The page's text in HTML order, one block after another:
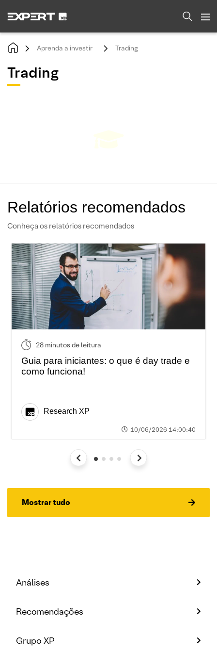
Aprenda a investir Trading
Trading
Relatórios recomendados
Conheça os relatórios recomendados
28 minutos de leitura
Guia para iniciantes: o que é day trade e
como funciona!
Research XP
10/06/2026 14:00:40
Mostrar tudo
Análises
Recomendações
Grupo XP